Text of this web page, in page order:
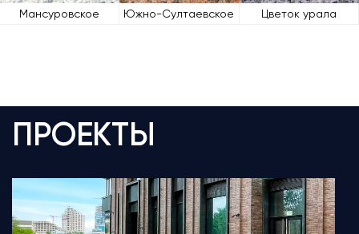
Мансуровское Южно-Султаевское Цветок урала
ПРОЕКТЫ